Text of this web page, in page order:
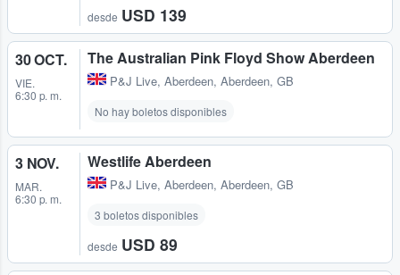
desde USD 139
30 OCT.
VIE.
6:30 p. m.
The Australian Pink Floyd Show Aberdeen
P&J Live, Aberdeen, Aberdeen, GB
No hay boletos disponibles
3 NOV.
MAR.
6:30 p. m.
Westlife Aberdeen
P&J Live, Aberdeen, Aberdeen, GB
3 boletos disponibles
desde USD 89